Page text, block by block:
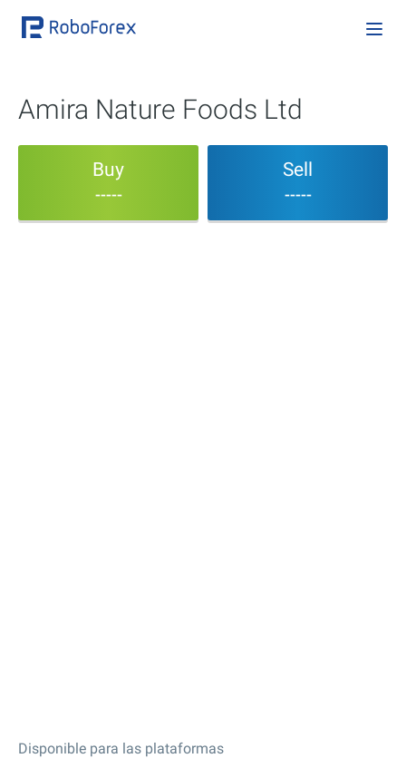
Amira Nature Foods Ltd
Buy
-----
Sell
-----
Disponible para las plataformas